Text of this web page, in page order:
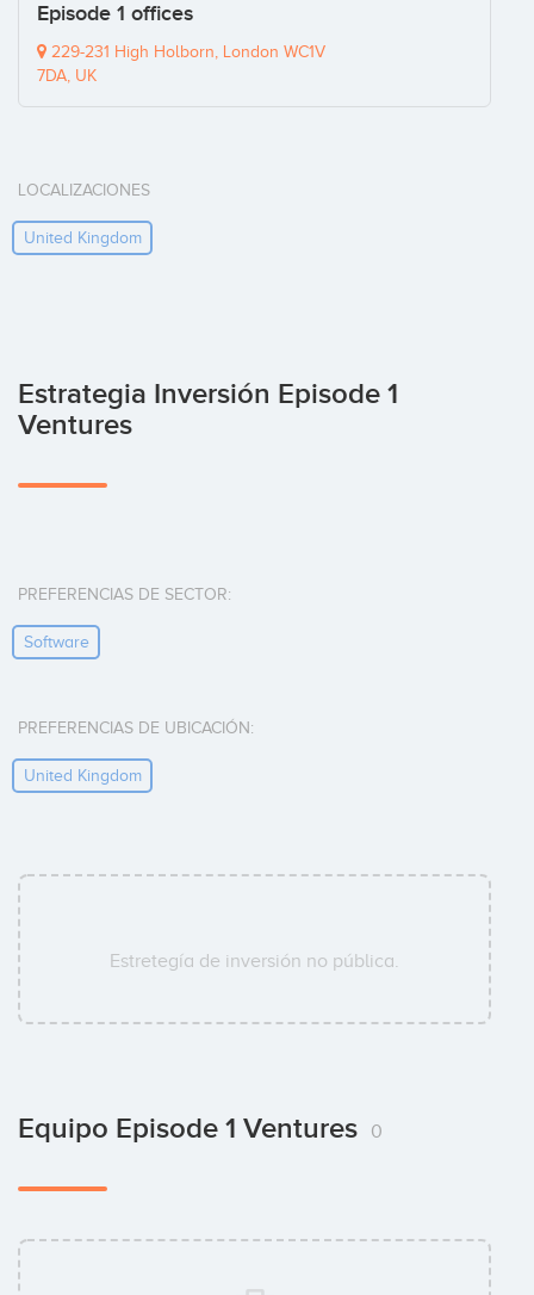
Episode 1 offices
229-231 High Holborn, London WC1V
7DA, UK
LOCALIZACIONES
United Kingdom
Estrategia Inversión Episode 1
Ventures
PREFERENCIAS DE SECTOR:
Software
PREFERENCIAS DE UBICACIÓN:
United Kingdom
Estretegía de inversión no pública.
Equipo Episode 1 Ventures 0